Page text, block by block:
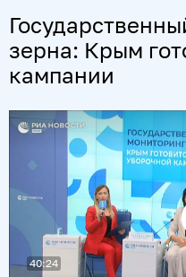
зерна: Крым
кампании
40:24